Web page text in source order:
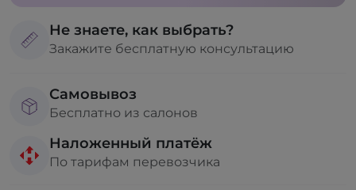
Не знаете, как выбрать?
Закажите бесплатную консультацию
Самовывоз
Бесплатно из салонов
Наложенный платёж
По тарифам перевозчика